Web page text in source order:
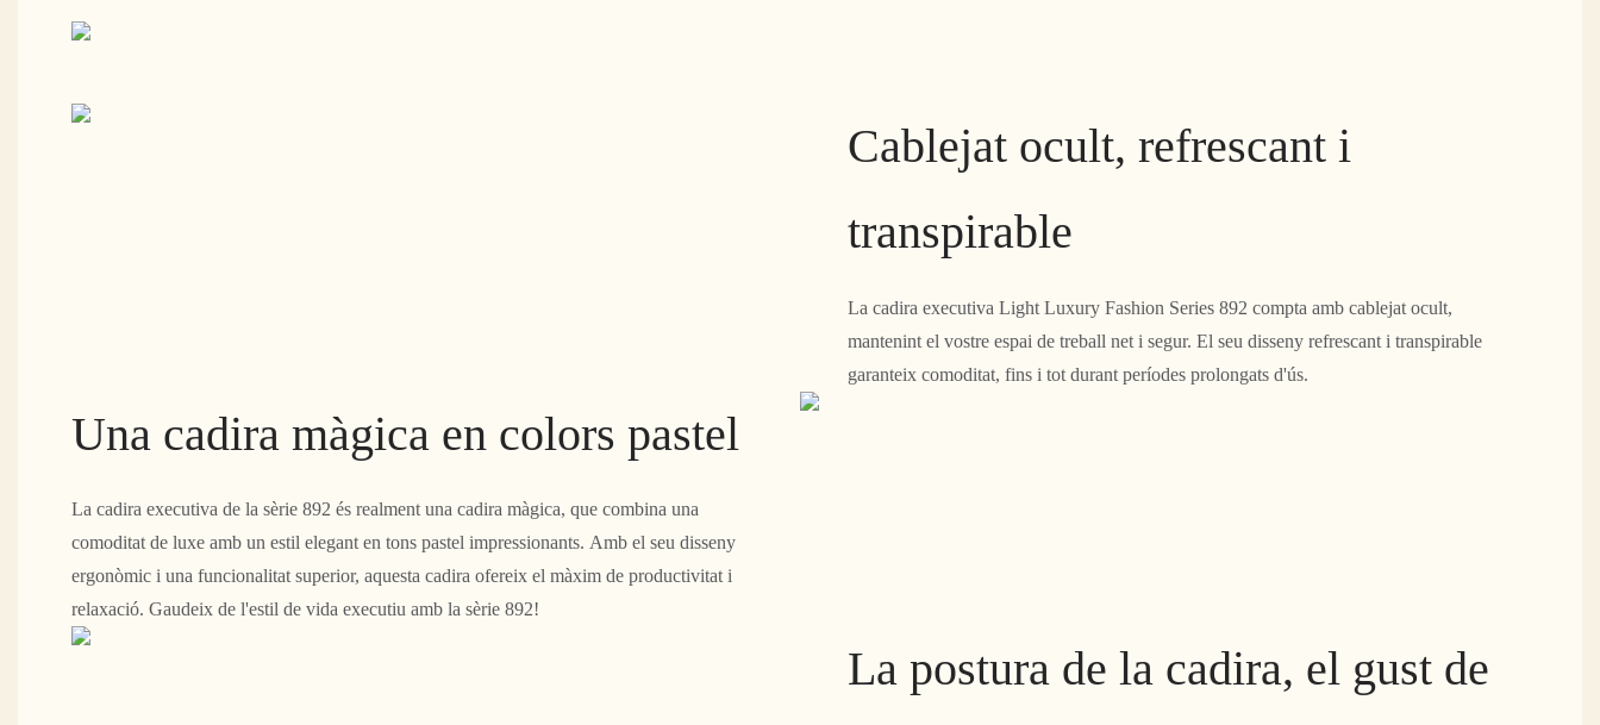
Cablejat ocult, refrescant i
transpirable
La cadira executiva Light Luxury Fashion Series 892 compta amb cablejat ocult,
mantenint el vostre espai de treball net i segur. El seu disseny refrescant i transpirable
garanteix comoditat, fins i tot durant períodes prolongats d'ús.
Una cadira màgica en colors pastel
La cadira executiva de la sèrie 892 és realment una cadira màgica, que combina una
comoditat de luxe amb un estil elegant en tons pastel impressionants. Amb el seu disseny
ergonòmic i una funcionalitat superior, aquesta cadira ofereix el màxim de productivitat i
relaxació. Gaudeix de l'estil de vida executiu amb la sèrie 892!
La postura de la cadira, el gust de